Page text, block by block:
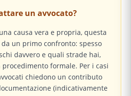
un avvocato?
causa vera e propria, questa
un primo confronto: spesso
davvero e quali strade hai,
formale. Per i casi
chiedono un contributo
(indicativamente